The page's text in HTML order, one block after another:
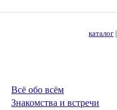
каталог
Всё обо всём
Знакомства и встречи